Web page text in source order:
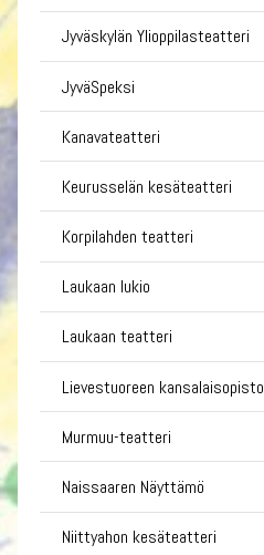
Jyväskylän Ylioppilasteatteri
JyväSpeksi
Kanavateatteri
Keurusselän kesäteatteri
Korpilahden teatteri
Laukaan lukio
Laukaan teatteri
Lievestuoreen kansalaisopisto
Murmuu-teatteri
Naissaaren Näyttämö
Niittyahon kesäteatteri